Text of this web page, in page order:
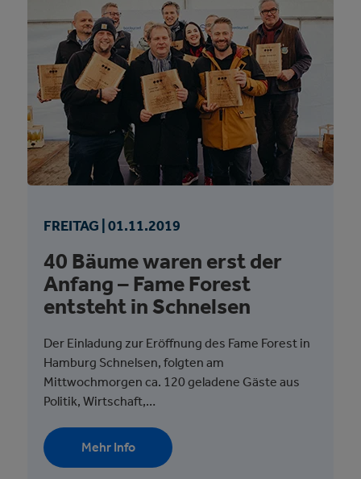
FREITAG | 01.11.2019
40 Bäume waren erst der
Anfang – Fame Forest
entsteht in Schnelsen
Der Einladung zur Eröffnung des Fame Forest in
Hamburg Schnelsen, folgten am
Mittwochmorgen ca. 120 geladene Gäste aus
Politik, Wirtschaft,…
Mehr Info